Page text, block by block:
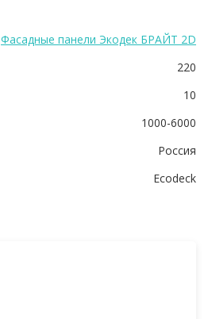
Фасадные панели Экодек БРАЙТ 2D
220
10
1000-6000
Россия
Ecodeck